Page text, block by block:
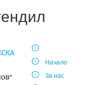
Начало
За нас